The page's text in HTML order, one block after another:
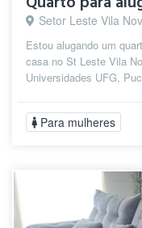
Setor Leste Vila
Estou alugando um
casa no St Leste Vila
Universidades UFG,
Para mulheres